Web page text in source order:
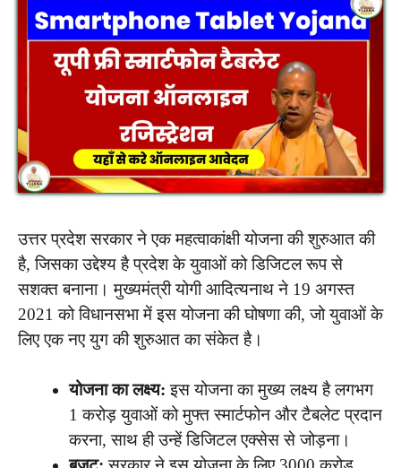
उत्तर प्रदेश सरकार ने एक महत्वाकांक्षी योजना की शुरुआत की
है, जिसका उद्देश्य है प्रदेश के युवाओं को डिजिटल रूप से
सशक्त बनाना। मुख्यमंत्री योगी आदित्यनाथ ने 19 अगस्त
2021 को विधानसभा में इस योजना की घोषणा की, जो युवाओं के
लिए एक नए युग की शुरुआत का संकेत है।
योजना का लक्ष्य: इस योजना का मुख्य लक्ष्य है लगभग
1 करोड़ युवाओं को मुफ्त स्मार्टफोन और टैबलेट प्रदान
करना, साथ ही उन्हें डिजिटल एक्सेस से जोड़ना।